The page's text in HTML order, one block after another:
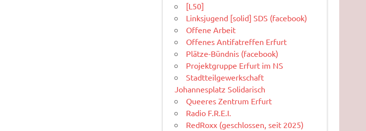
[L50]
Linksjugend [solid] SDS (facebook)
Offene Arbeit
Offenes Antifatreffen Erfurt
Plätze-Bündnis (facebook)
Projektgruppe Erfurt im NS
Stadtteilgewerkschaft
Johannesplatz Solidarisch
Queeres Zentrum Erfurt
Radio F.R.E.I.
RedRoxx (geschlossen, seit 2025)